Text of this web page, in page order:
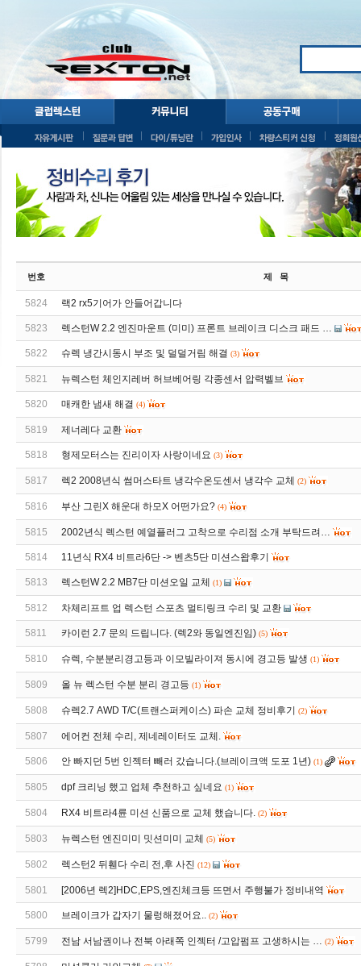
번호 제 목
5824 랙2 rx5기어가 안들어갑니다
5823 렉스턴W 2.2 엔진마운트 (미미) 프론트 브레이크 디스크 패드 …
5822 슈렉 냉간시동시 부조 및 덜덜거림 해결 (3)
5821 뉴렉스턴 체인지레버 허브베어링 각종센서 압력벨브
5820 매캐한 냄새 해결 (4)
5819 제너레다 교환
5818 형제모터스는 진리이자 사랑이네요 (3)
5817 렉2 2008년식 썸머스타트 냉각수온도센서 냉각수 교체 (2)
5816 부산 그린X 해운대 하모X 어떤가요? (4)
5815 2002년식 렉스턴 예열플러그 고착으로 수리점 소개 부탁드려…
5814 11년식 RX4 비트라6단 -> 벤츠5단 미션스왑후기
5813 렉스턴W 2.2 MB7단 미션오일 교체 (1)
5812 차체리프트 업 렉스턴 스포츠 멀티링크 수리 및 교환
5811 카이런 2.7 문의 드립니다. (렉2와 동일엔진임) (5)
5810 슈렉, 수분분리경고등과 이모빌라이져 동시에 경고등 발생 (1)
5809 올 뉴 렉스턴 수분 분리 경고등 (1)
5808 슈렉2.7 AWD T/C(트랜스퍼케이스) 파손 교체 정비후기 (2)
5807 에어컨 전체 수리, 제네레이터도 교체.
5806 안 빠지던 5번 인젝터 빼러 갔습니다.(브레이크액 도포 1년) (1)
5805 dpf 크리닝 했고 업체 추천하고 싶네요 (1)
5804 RX4 비트라4륜 미션 신품으로 교체 했습니다. (2)
5803 뉴렉스턴 엔진미미 밋션미미 교체 (5)
5802 렉스턴2 뒤휀다 수리 전,후 사진 (12)
5801 [2006년 렉2]HDC,EPS,엔진체크등 뜨면서 주행불가 정비내역
5800 브레이크가 갑자기 물렁해졌어요.. (2)
5799 전남 서남권이나 전북 아래쪽 인젝터 /고압펌프 고생하시는 … (2)